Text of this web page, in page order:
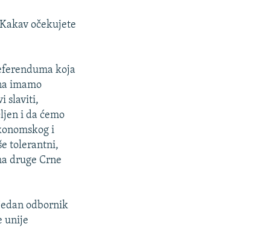
očekujete
koja
imamo
slaviti,
i da ćemo
i
tolerantni,
druge Crne
odbornik
unije